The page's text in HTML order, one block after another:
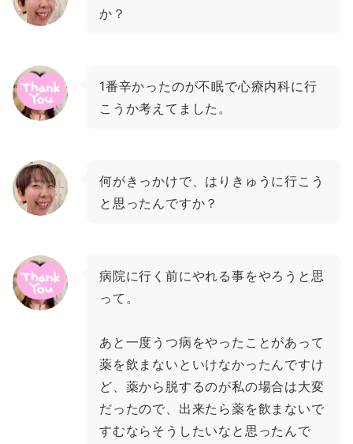
か？
1番辛かったのが不眠で心療内科に行
こうか考えてました。
何がきっかけで、はりきゅうに行こう
と思ったんですか？
病院に行く前にやれる事をやろうと思
って。
あと一度うつ病をやったことがあって
薬を飲まないといけなかったんですけ
ど、薬から脱するのが私の場合は大変
だったので、出来たら薬を飲まないで
すむならそうしたいなと思ったんで